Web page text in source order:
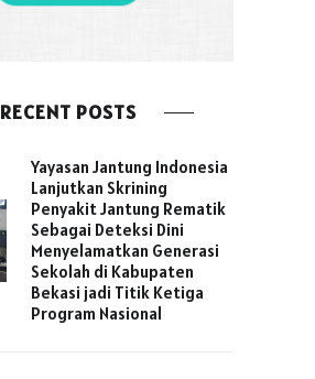
RECENT POSTS
Yayasan Jantung Indonesia
Lanjutkan Skrining
Penyakit Jantung Rematik
Sebagai Deteksi Dini
Menyelamatkan Generasi
Sekolah di Kabupaten
Bekasi jadi Titik Ketiga
Program Nasional